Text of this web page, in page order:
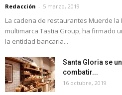
Redacción - 5 marzo, 2019
La cadena de restaurantes Muerde
multimarca Tastia Group, ha firmado
la entidad bancaria...
Santa Gloria se
combatir...
16 octubre, 2019